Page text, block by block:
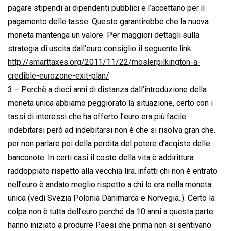
pagare stipendi ai dipendenti pubblici e l’accettano per il
pagamento delle tasse. Questo garantirebbe che la nuova
moneta mantenga un valore. Per maggiori dettagli sulla
strategia di uscita dall’euro consiglio il seguente link
http://smarttaxes.org/2011/11/22/moslerpilkington-a-
credible-eurozone-exit-plan/
3 – Perchè a dieci anni di distanza dall’introduzione della
moneta unica abbiamo peggiorato la situazione, certo con i
tassi di interessi che ha offerto l’euro era più facile
indebitarsi però ad indebitarsi non è che si risolva gran che..
per non parlare poi della perdita del potere d’acqisto delle
banconote. In certi casi il costo della vita è addirittura
raddoppiato rispetto alla vecchia lira..infatti chi non è entrato
nell’euro è andato meglio rispetto a chi lo era nella moneta
unica (vedi Svezia Polonia Danimarca e Norvegia..). Certo la
colpa non è tutta dell’euro perché da 10 anni a questa parte
hanno iniziato a produrre Paesi che prima non si sentivano